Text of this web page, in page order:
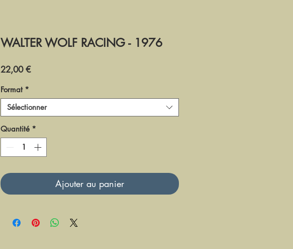
WALTER WOLF RACING - 1976
22,00 €Prix
Format *
Sélectionner
Quantité *
Ajouter au panier